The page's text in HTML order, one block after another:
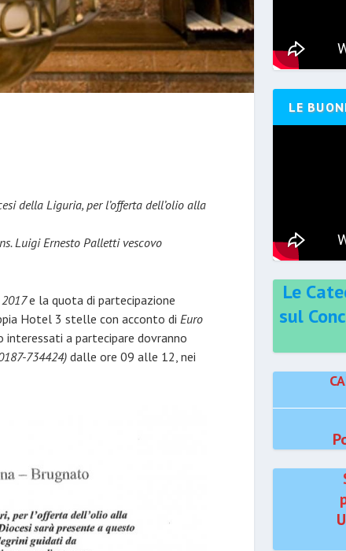
della Liguria, per l’offerta dell’olio alla
Luigi Ernesto Palletti vescovo
e la quota di partecipazione
Hotel 3 stelle con acconto di Euro
interessati a partecipare dovranno
734424) dalle ore 09 alle 12, nei
LE
Le
sul